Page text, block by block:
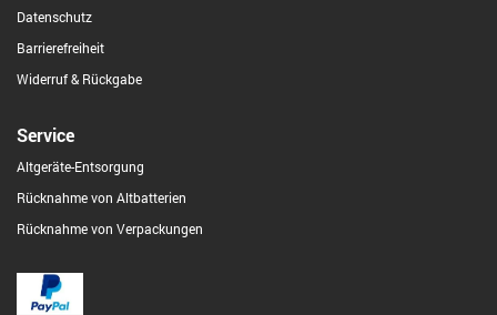
Datenschutz
Barrierefreiheit
Widerruf & Rückgabe
Service
Altgeräte-Entsorgung
Rücknahme von Altbatterien
Rücknahme von Verpackungen